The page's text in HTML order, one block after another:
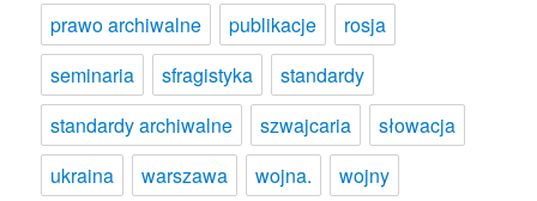
prawo archiwalne
publikacje
rosja
seminaria
sfragistyka
standardy
standardy archiwalne
szwajcaria
słowacja
ukraina
warszawa wojna. wojny